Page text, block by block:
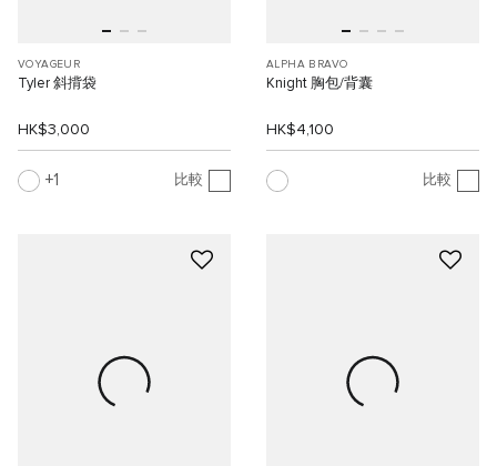
VOYAGEUR
Tyler 斜揹袋
HK$3,000
1 比較
ALPHA BRAVO
Knight 胸包/背囊
HK$4,100
比較